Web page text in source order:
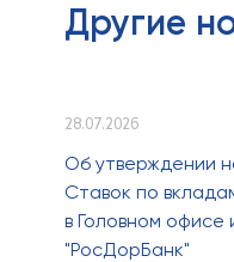
Другие
28.07.2026
Об утверждении
Ставок по
в Головном
"РосДорБанк"